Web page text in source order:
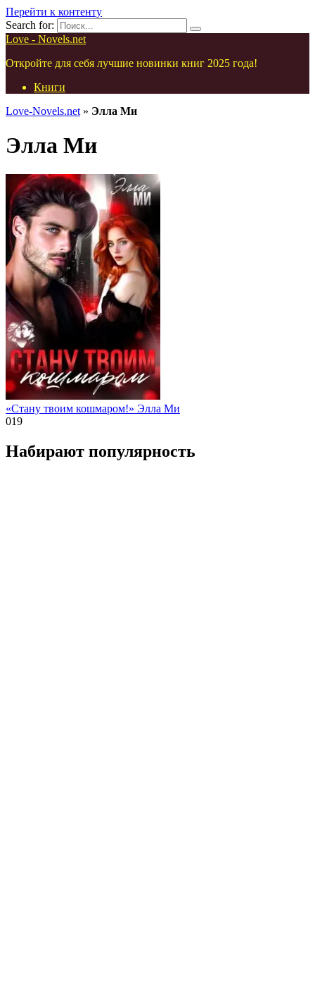
Перейти к контенту
Search for:
Love - Novels.net
Откройте для себя лучшие новинки книг 2025 года!
Книги
Love-Novels.net » Элла Ми
Элла Ми
«Стану твоим кошмаром!» Элла Ми
019
Набирают популярность